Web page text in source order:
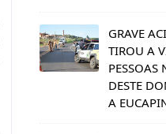
GRAVE
TIROU A
PESSOAS
DESTE
A